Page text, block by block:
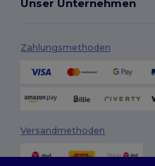
Unser Unternehmen
Zahlungsmethoden
Versandmethoden